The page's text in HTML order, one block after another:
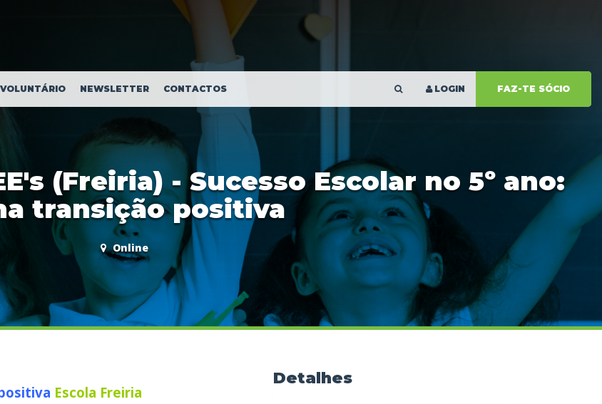
NEWSLETTER CONTACTOS LOGIN FAZ-TE SÓCIO
(Freiria) - Sucesso Escolar no 5º ano:
transição positiva
Online
Escola Freiria
Detalhes